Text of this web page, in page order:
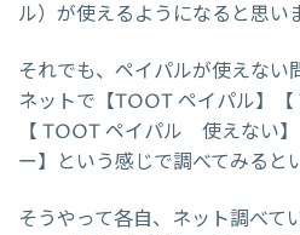
ル）が使えるようになると思い
それでも、ペイパルが使えない
ネットで【TOOT ペイパル】
【 TOOT ペイパル 使えない
ー】という感じで調べてみると
そうやって各自、ネット調べて